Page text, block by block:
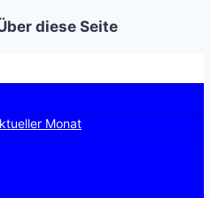
diese Seite
Monat